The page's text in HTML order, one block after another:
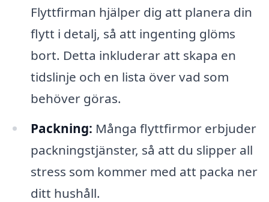
Flyttfirman hjälper dig att planera din
flytt i detalj, så att ingenting glöms
bort. Detta inkluderar att skapa en
tidslinje och en lista över vad som
behöver göras.
Packning: Många flyttfirmor erbjuder
packningstjänster, så att du slipper all
stress som kommer med att packa ner
ditt hushåll.